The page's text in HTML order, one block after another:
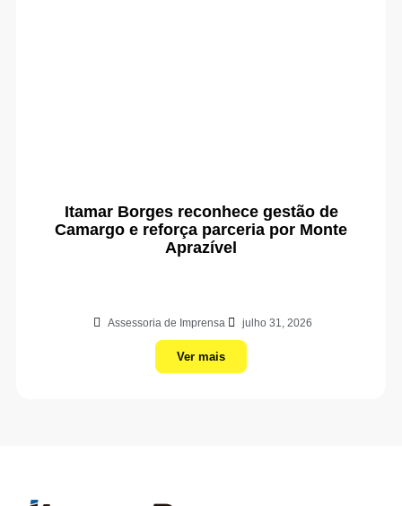
Itamar Borges reconhece gestão de
Camargo e reforça parceria por Monte
Aprazível
Assessoria de Imprensa julho 31, 2026
Ver mais